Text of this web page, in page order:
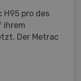
H95 pro des
ihrem
Der Metrac